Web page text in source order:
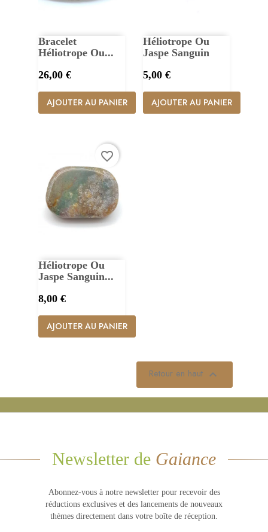
Bracelet
Héliotrope Ou...
Prix
26,00 €
AJOUTER AU PANIER
Héliotrope Ou
Jaspe Sanguin
Prix
5,00 €
AJOUTER AU PANIER
Héliotrope Ou
Jaspe Sanguin...
Prix
8,00 €
AJOUTER AU PANIER
favorite_border
Retour en haut 
Newsletter de Gaiance
Abonnez-vous à notre newsletter pour recevoir des
réductions exclusives et des lancements de nouveaux
thèmes directement dans votre boîte de réception.